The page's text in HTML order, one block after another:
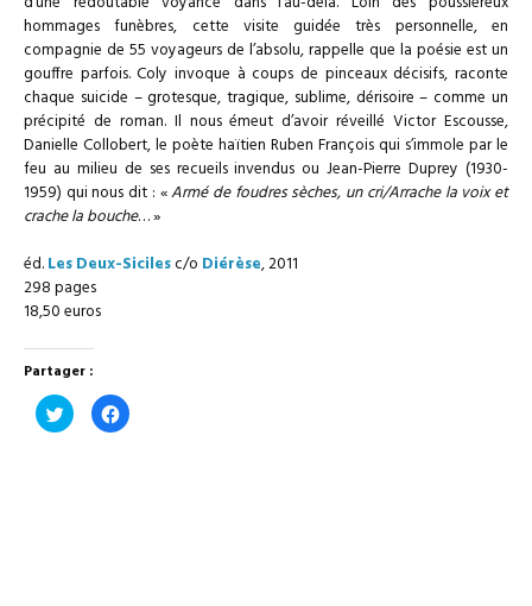
hommages funèbres, cette visite guidée très personnelle, en
compagnie de 55 voyageurs de l’absolu, rappelle que la poésie est un
gouffre parfois. Coly invoque à coups de pinceaux décisifs, raconte
chaque suicide – grotesque, tragique, sublime, dérisoire – comme un
précipité de roman. Il nous émeut d’avoir réveillé Victor Escousse,
Danielle Collobert, le poète haïtien Ruben François qui s’immole par le
feu au milieu de ses recueils invendus ou Jean-Pierre Duprey (1930-
1959) qui nous dit : «Armé de foudres sèches, un cri/Arrache la voix et
crache la bouche… »
éd.Les Deux-Sicilesc/o Diérèse, 2011
298 pages
18,50 euros
Partager :
Cliquez
pour
partager
Cliquez
pour